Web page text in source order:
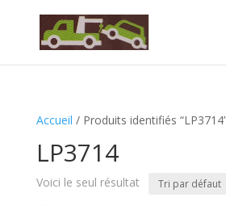
Accueil / Produits identifiés
LP3714
Voici le seul résultat